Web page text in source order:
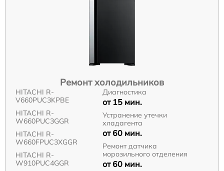
Ремонт холодильников
HITACHI R-
V660PUC3KPBE
HITACHI R-
W660PUC3GGR
HITACHI R-
W660FPUC3XGGR
HITACHI R-
W910PUC4GGR
Диагностика
от 15 мин.
Устранение утечки
хладагента
от 60 мин.
Ремонт датчика
морозильного отделения
от 60 мин.